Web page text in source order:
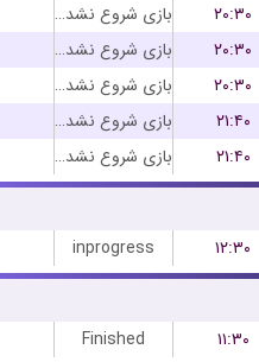
بازی شروع نشده است
۲۰:۳۰
بازی شروع نشده است
۲۰:۳۰
بازی شروع نشده است
۲۰:۳۰
بازی شروع نشده است
۲۱:۴۰
بازی شروع نشده است
۲۱:۴۰
inprogress
۱۲:۳۰
Finished ۱۱:۳۰